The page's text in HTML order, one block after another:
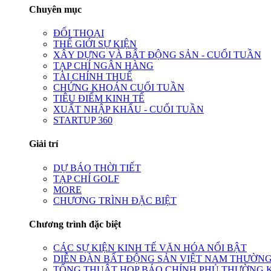
Chuyên mục
ĐỐI THOẠI
THẾ GIỚI SỰ KIỆN
XÂY DỰNG VÀ BẤT ĐỘNG SẢN - CUỐI TUẦN
TẠP CHÍ NGÂN HÀNG
TÀI CHÍNH THUẾ
CHỨNG KHOÁN CUỐI TUẦN
TIÊU ĐIỂM KINH TẾ
XUẤT NHẬP KHẨU - CUỐI TUẦN
STARTUP 360
Giải trí
DỰ BÁO THỜI TIẾT
TẠP CHÍ GOLF
MORE
CHƯƠNG TRÌNH ĐẶC BIỆT
Chương trình đặc biệt
CÁC SỰ KIỆN KINH TẾ VĂN HÓA NỔI BẬT
DIỄN ĐÀN BẤT ĐỘNG SẢN VIỆT NAM